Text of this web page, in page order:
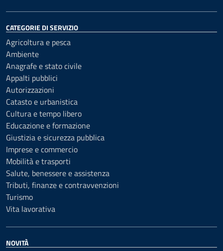
CATEGORIE DI SERVIZIO
Agricoltura e pesca
Ambiente
Anagrafe e stato civile
Appalti pubblici
Autorizzazioni
Catasto e urbanistica
Cultura e tempo libero
Educazione e formazione
Giustizia e sicurezza pubblica
Imprese e commercio
Mobilità e trasporti
Salute, benessere e assistenza
Tributi, finanze e contravvenzioni
Turismo
Vita lavorativa
NOVITÀ